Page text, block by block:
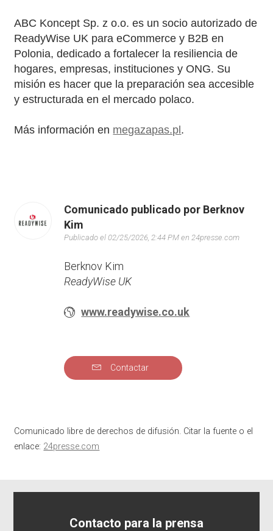
ABC Koncept Sp. z o.o. es un socio autorizado de
ReadyWise UK para eCommerce y B2B en
Polonia, dedicado a fortalecer la resiliencia de
hogares, empresas, instituciones y ONG. Su
misión es hacer que la preparación sea accesible
y estructurada en el mercado polaco.
Más información en megazapas.pl .
Comunicado publicado por Berknov
Kim
Publicado el 02/25/2026, 2:44 PM en 24presse.com
Berknov Kim
ReadyWise UK
www.readywise.co.uk
Contactar
Comunicado libre de derechos de difusión. Citar la fuente o el
enlace: 24presse.com
Contacto para la prensa